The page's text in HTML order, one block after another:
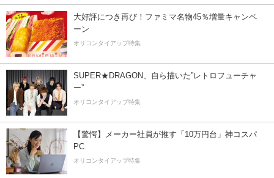
大好評につき再び！ファミマ名物45％増量キャンペ
ーン
オリコンタイアップ特集
SUPER★DRAGON、自ら描いた”レトロフューチャ
ー”
オリコンタイアップ特集
【驚愕】メーカー社員が推す「10万円台」神コスパ
PC
オリコンタイアップ特集